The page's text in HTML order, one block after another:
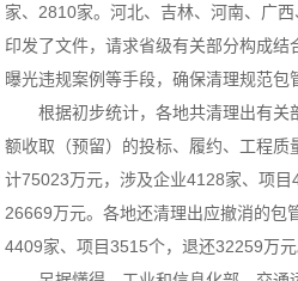
家、2810家。河北、吉林、河南、广
印发了文件，请求省级有关部分构成结
曝光违规案例等手段，确保清理规范包
根据初步统计，各地共清理出有关
额收取（预留）的投标、履约、工程
计75023万元，涉及企业4128家、项
26669万元。各地还清理出应撤消的包
4409家、项目3515个，退还32259万元